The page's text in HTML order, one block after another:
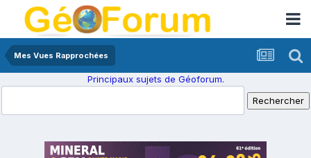
Mes Vues Rapprochées
Principaux sujets de Géoforum.